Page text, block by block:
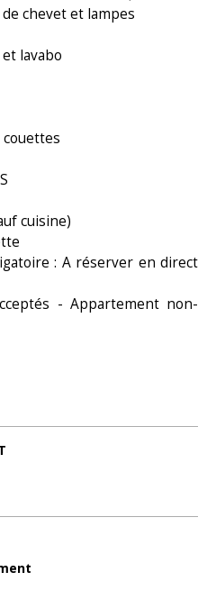
chevet et lampes
lavabo
cuisine)
: A réserver en direct
- Appartement non-